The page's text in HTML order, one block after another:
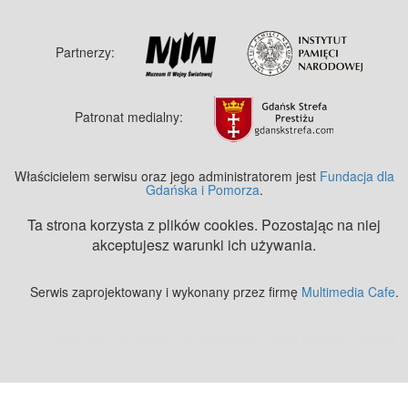
Partnerzy:
Patronat medialny:
Właścicielem serwisu oraz jego administratorem jest Fundacja dla
Gdańska i Pomorza.
Ta strona korzysta z plików cookies. Pozostając na niej
akceptujesz warunki ich używania.
Serwis zaprojektowany i wykonany przez firmę Multimedia Cafe.